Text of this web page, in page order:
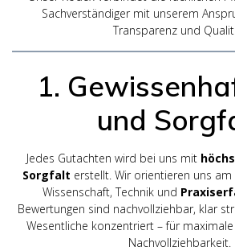
Sachverständiger mit unserem
Transparenz und
1.
und
Jedes Gutachten wird bei uns mit
Sorgfalt erstellt. Wir orientieren uns
Wissenschaft, Technik und
Bewertungen sind nachvollziehbar, klar
Wesentliche konzentriert – für maximale
Nachvollziehbarkeit.